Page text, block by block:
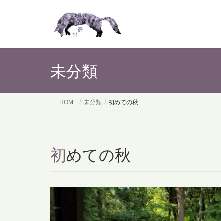
未分類
HOME 未分類 初めての秋
初めての秋